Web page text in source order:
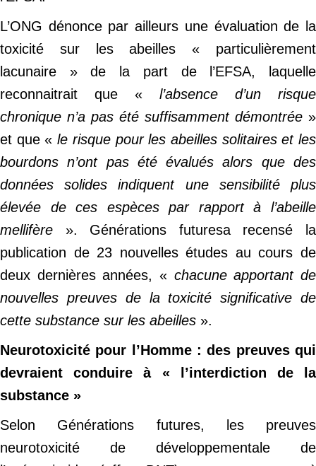
L’ONG dénonce par ailleurs une évaluation de la
toxicité sur les abeilles « particulièrement
lacunaire » de la part de l’EFSA, laquelle
reconnaitrait que « l’absence d’un risque
chronique n’a pas été suffisamment démontrée »
et que «le risque pour les abeilles solitaires et les
bourdons n’ont pas été évalués alors que des
données solides indiquent une sensibilité plus
élevée de ces espèces par rapport à l’abeille
mellifère ». Générations futuresa recensé la
publication de 23 nouvelles études au cours de
deux dernières années, « chacune apportant de
nouvelles preuves de la toxicité significative de
cette substance sur les abeilles ».
Neurotoxicité pour l’Homme : des preuves qui
devraient conduire à « l’interdiction de la
substance »
Selon Générations futures, les preuves
neurotoxicité de développementale de